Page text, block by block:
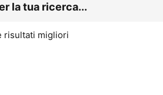
la tua ricerca...
risultati migliori